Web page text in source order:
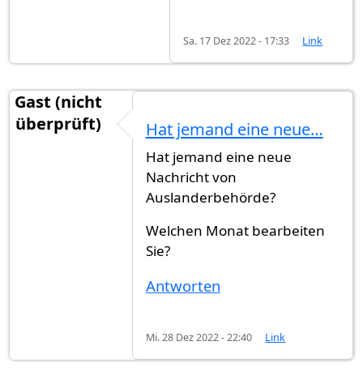
Sa. 17 Dez 2022 - 17:33 Link
Gast (nicht
überprüft)
Hat jemand eine neue…
Hat jemand eine neue
Nachricht von
Auslanderbehörde?
Welchen Monat bearbeiten
Sie?
Antworten
Mi. 28 Dez 2022 - 22:40 Link